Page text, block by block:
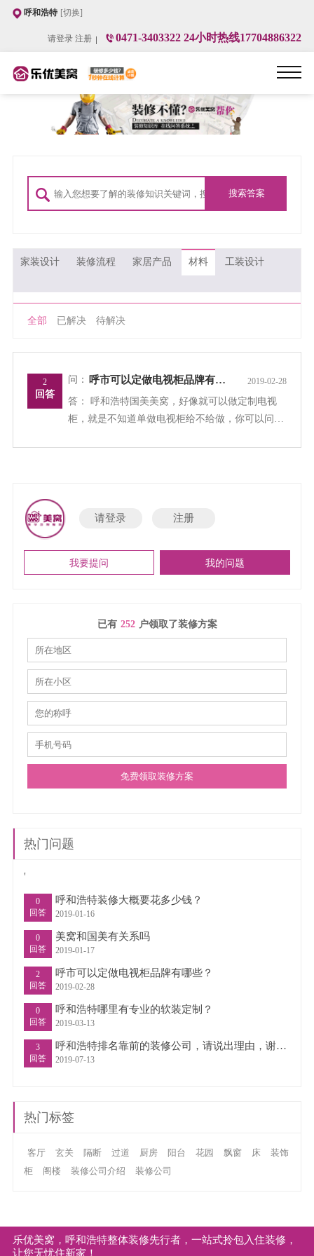
呼和浩特 [切换]
请登录 注册 0471-3403322 24小时热线17704886322
家装设计 装修流程 家居产品 材料 工装设计
全部 已解决 待解决
2
回答
问： 呼市可以定做电视柜品牌有哪些？ 2019-02-28
答：
柜，就是不知道单做电视柜给不给做，你可以问一
请登录 注册
我要提问 我的问题
已有 252 户领取了装修方案
免费领取装修方案
热门问题
'
0
回答
呼和浩特装修大概要花多少钱？
2019-01-16
0
回答
美窝和国美有关系吗
2019-01-17
2
回答
呼市可以定做电视柜品牌有哪些？
2019-02-28
0
回答
呼和浩特哪里有专业的软装定制？
2019-03-13
3
回答
呼和浩特排名靠前的装修公司，请说出理由，谢谢！
2019-07-13
热门标签
客厅 玄关 隔断 过道 厨房 阳台 花园 飘窗 床
装饰
柜
阁楼 装修公司介绍 装修公司
乐优美窝，呼和浩特整体装修先行者，一站式拎包入住装修，
让您无忧住新家！